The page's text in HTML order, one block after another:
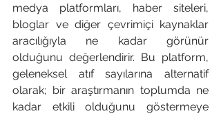
medya platformları, haber siteleri,
bloglar ve diğer çevrimiçi kaynaklar
aracılığıyla ne kadar görünür
olduğunu değerlendirir. Bu platform,
geleneksel atıf sayılarına alternatif
olarak; bir araştırmanın toplumda ne
kadar etkili olduğunu göstermeye